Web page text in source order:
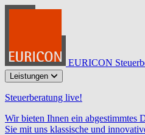
EURICON
Leistungen
Steuerberatung live!
Wir bieten Ihnen ein abgestimmtes
Sie mit uns klassische und